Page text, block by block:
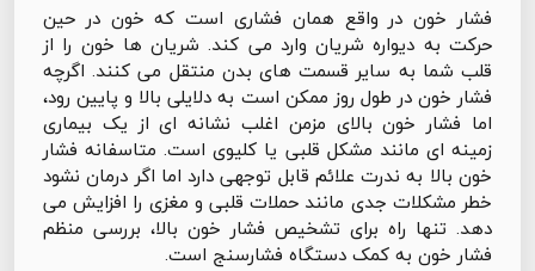
فشار خون در واقع همان فشاری است که خون در حین
حرکت به دیواره شریان وارد می کند. شریان ها خون را از
قلب شما به سایر قسمت های بدن منتقل می کنند. اگرچه
فشار خون در طول روز ممکن است به دلایلی بالا و پایین رود،
اما فشار خون بالای مزمن اغلب نشانه ای از یک بیماری
زمینه ای مانند مشکل قلبی یا کلیوی است. متاسفانه فشار
خون بالا به ندرت علائم قابل توجهی دارد اما اگر درمان نشود
خطر مشکلات جدی مانند حملات قلبی و مغزی را افزایش می
دهد. تنها راه برای تشخیص فشار خون بالا، بررسی منظم
فشار خون به کمک دستگاه فشارسنج است.